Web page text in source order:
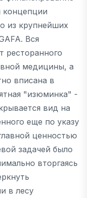
концепции
из крупнейших
Вся
ресторанного
медицины, а
вписана в
"изюминка" -
вид на
еще по указу
ценностью
задачей было
вторгаясь
в лесу